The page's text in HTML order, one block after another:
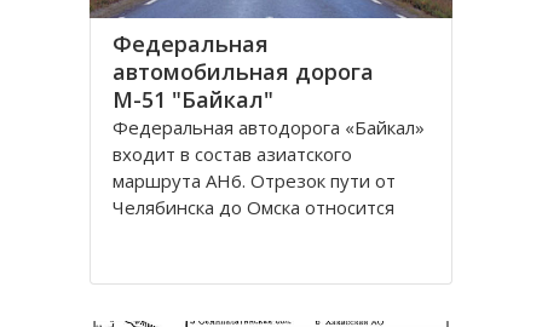
Федеральная
автомобильная дорога
М-51 "Байкал"
Федеральная автодорога «Байкал»
входит в состав азиатского
маршрута AH6. Отрезок пути от
Челябинска до Омска относится
территориям России, Казахстана и